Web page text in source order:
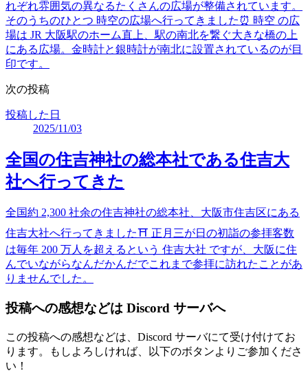
れぞれ雰囲気の異なるたくさんの広場が整備されています。
そのうちのひとつ 時空の広場へ行ってきました⏰ 時空 の広
場は JR 大阪駅のホーム直上、駅の南北を繋ぐ大きな橋の上
にある広場。金時計と銀時計が南北に設置されているのが目
印です。
次の投稿
投稿した日
2025/11/03
全国の住吉神社の総本社である住吉大
社へ行ってきた
全国約 2,300 社余の住吉神社の総本社、大阪市住吉区にある
住吉大社へ行ってきました⛩️ 正月三が日の初詣の参拝客数
は毎年 200 万人を超えるという 住吉大社 ですが、大阪に住
んでいながらなんだかんだでこれまで参拝に訪れたことがあ
りませんでした。
投稿への感想などは Discord サーバへ
この投稿への感想などは、Discord サーバにて受け付けてお
ります。もしよろしければ、以下のボタンよりご参加くださ
い！